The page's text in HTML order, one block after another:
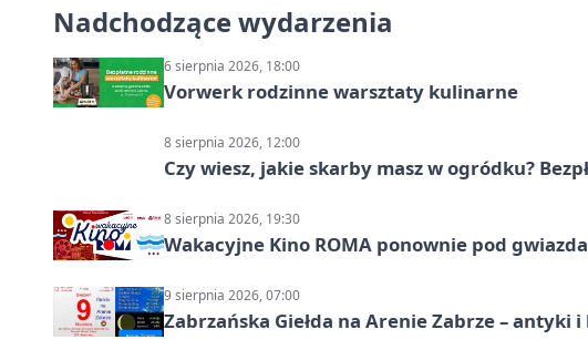
Nadchodzące wydarzenia
6 sierpnia 2026, 18:00
Vorwerk rodzinne warsztaty kulinarne
8 sierpnia 2026, 12:00
Czy wiesz, jakie skarby masz w ogródku?
8 sierpnia 2026, 19:30
Wakacyjne Kino ROMA ponownie pod
9 sierpnia 2026, 07:00
Zabrzańska Giełda na Arenie Zabrze – antyki